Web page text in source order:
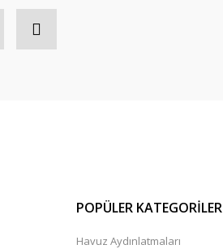
POPÜLER KATEGORİLER
Havuz Aydınlatmaları